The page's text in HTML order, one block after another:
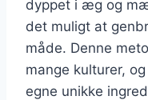
dyppet i æg og
det muligt at
måde. Denne
mange kulturer,
egne unikke